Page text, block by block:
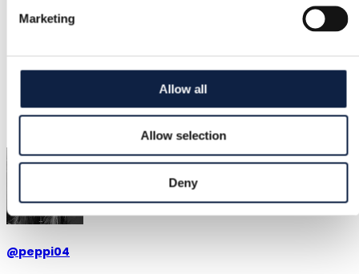
Marketing
Allow all
Allow selection
Deny
Excellent état
–
@peppi04